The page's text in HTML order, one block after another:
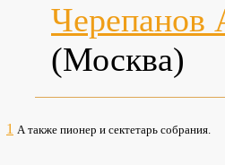
Черепанов
(Москва)
1 А также пионер и сектетарь собрания.